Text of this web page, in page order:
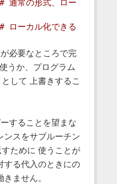
# 通常の形式、ロー
# ローカル化できる
必要なところで完
うか、プログラム
して 上書きするこ
することを望まな
ンスをサブルーチン
ために 使うことが
する代入のときにの
ません。